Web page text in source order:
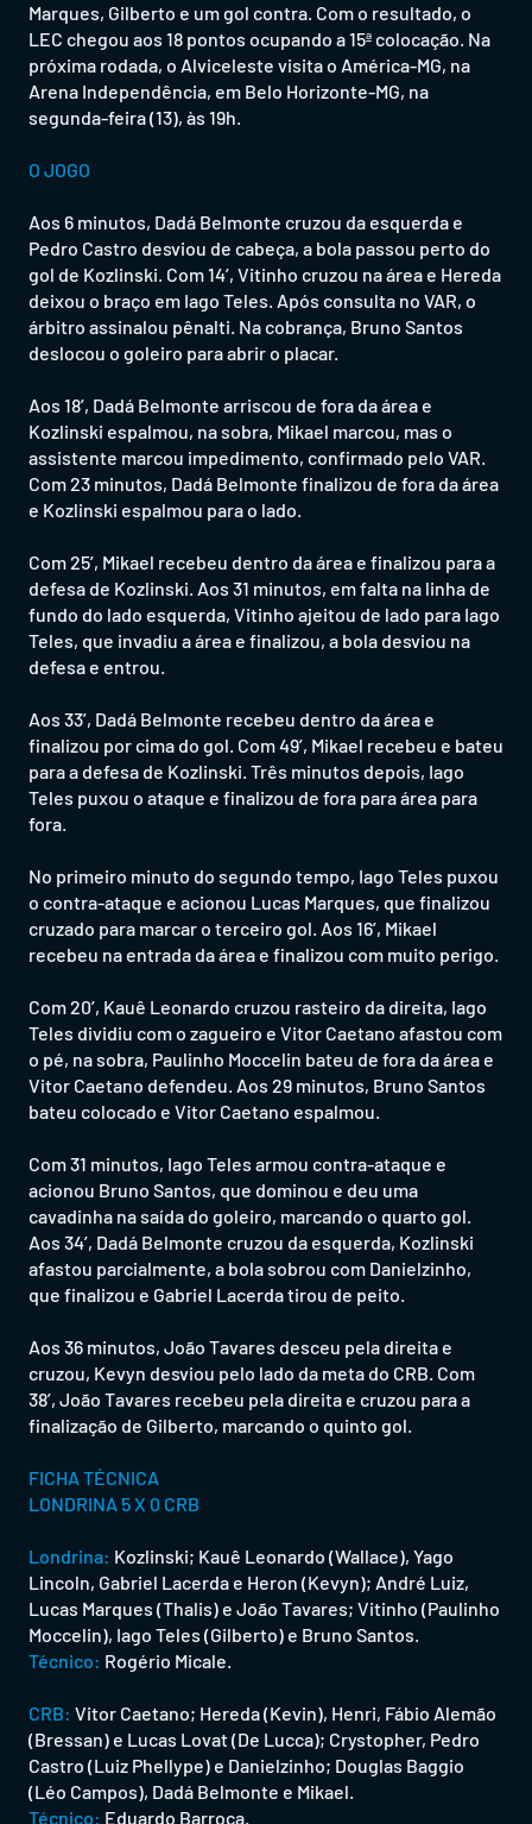
Marques, Gilberto e um gol contra. Com o resultado, o
LEC chegou aos 18 pontos ocupando a 15ª colocação. Na
próxima rodada, o Alviceleste visita o América-MG, na
Arena Independência, em Belo Horizonte-MG, na
segunda-feira (13), às 19h.
O JOGO
Aos 6 minutos, Dadá Belmonte cruzou da esquerda e
Pedro Castro desviou de cabeça, a bola passou perto do
gol de Kozlinski. Com 14’, Vitinho cruzou na área e Hereda
deixou o braço em Iago Teles. Após consulta no VAR, o
árbitro assinalou pênalti. Na cobrança, Bruno Santos
deslocou o goleiro para abrir o placar.
Aos 18’, Dadá Belmonte arriscou de fora da área e
Kozlinski espalmou, na sobra, Mikael marcou, mas o
assistente marcou impedimento, confirmado pelo VAR.
Com 23 minutos, Dadá Belmonte finalizou de fora da área
e Kozlinski espalmou para o lado.
Com 25’, Mikael recebeu dentro da área e finalizou para a
defesa de Kozlinski. Aos 31 minutos, em falta na linha de
fundo do lado esquerda, Vitinho ajeitou de lado para Iago
Teles, que invadiu a área e finalizou, a bola desviou na
defesa e entrou.
Aos 33’, Dadá Belmonte recebeu dentro da área e
finalizou por cima do gol. Com 49’, Mikael recebeu e bateu
para a defesa de Kozlinski. Três minutos depois, Iago
Teles puxou o ataque e finalizou de fora para área para
fora.
No primeiro minuto do segundo tempo, Iago Teles puxou
o contra-ataque e acionou Lucas Marques, que finalizou
cruzado para marcar o terceiro gol. Aos 16’, Mikael
recebeu na entrada da área e finalizou com muito perigo.
Com 20’, Kauê Leonardo cruzou rasteiro da direita, Iago
Teles dividiu com o zagueiro e Vitor Caetano afastou com
o pé, na sobra, Paulinho Moccelin bateu de fora da área e
Vitor Caetano defendeu. Aos 29 minutos, Bruno Santos
bateu colocado e Vitor Caetano espalmou.
Com 31 minutos, Iago Teles armou contra-ataque e
acionou Bruno Santos, que dominou e deu uma
cavadinha na saída do goleiro, marcando o quarto gol.
Aos 34’, Dadá Belmonte cruzou da esquerda, Kozlinski
afastou parcialmente, a bola sobrou com Danielzinho,
que finalizou e Gabriel Lacerda tirou de peito.
Aos 36 minutos, João Tavares desceu pela direita e
cruzou, Kevyn desviou pelo lado da meta do CRB. Com
38’, João Tavares recebeu pela direita e cruzou para a
finalização de Gilberto, marcando o quinto gol.
FICHA TÉCNICA
LONDRINA 5 X 0 CRB
Londrina: Kozlinski; Kauê Leonardo (Wallace), Yago
Lincoln, Gabriel Lacerda e Heron (Kevyn); André Luiz,
Lucas Marques (Thalis) e João Tavares; Vitinho (Paulinho
Moccelin), Iago Teles (Gilberto) e Bruno Santos.
Técnico: Rogério Micale.
CRB: Vitor Caetano; Hereda (Kevin), Henri, Fábio Alemão
(Bressan) e Lucas Lovat (De Lucca); Crystopher, Pedro
Castro (Luiz Phellype) e Danielzinho; Douglas Baggio
(Léo Campos), Dadá Belmonte e Mikael.
Técnico: Eduardo Barroca.